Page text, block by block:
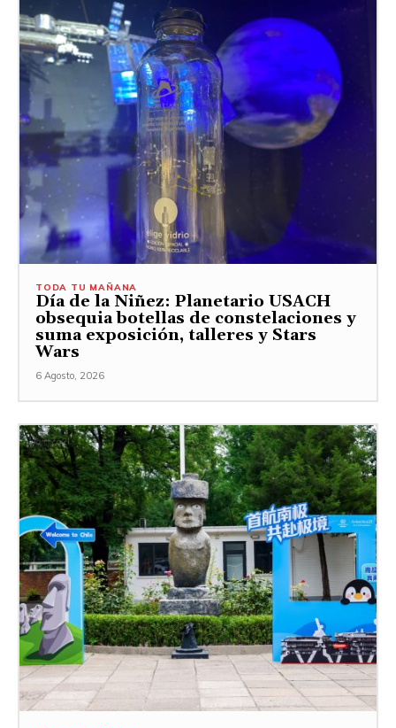
TODA TU MAÑANA
Día de la Niñez: Planetario USACH
obsequia botellas de constelaciones y
suma exposición, talleres y Stars
Wars
6 Agosto, 2026